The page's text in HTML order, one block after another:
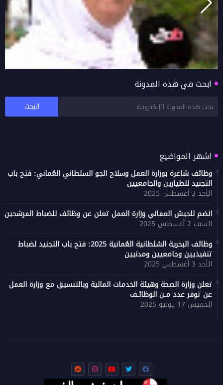
ابحث في هذه المدونة
اشهر المواضيع
وظائف شاغرة بوزارة العمل وسلاح الجو السلطاني العُماني: فتح باب
التجنيد للطيارين والجامعيين
الأحد 3 أغسطس 2025
انضم للجيش العماني وزارة العمل تعلن عن وظائف للضباط المرشحين
السبت 2 أغسطس 2025
وظائف البحرية السُلطانية العُمانية 2025: فتح باب التجنيد لضباط
تنفيذيين وجامعيين ومدنيين
الأحد 3 أغسطس 2025
تعلن وزارة الصحة وهيئة الخدمات المالية وبالتنسيق مع وزارة العمل
عن توفر عدد مـن الوظائـف
الخميس 17 يوليو 2025